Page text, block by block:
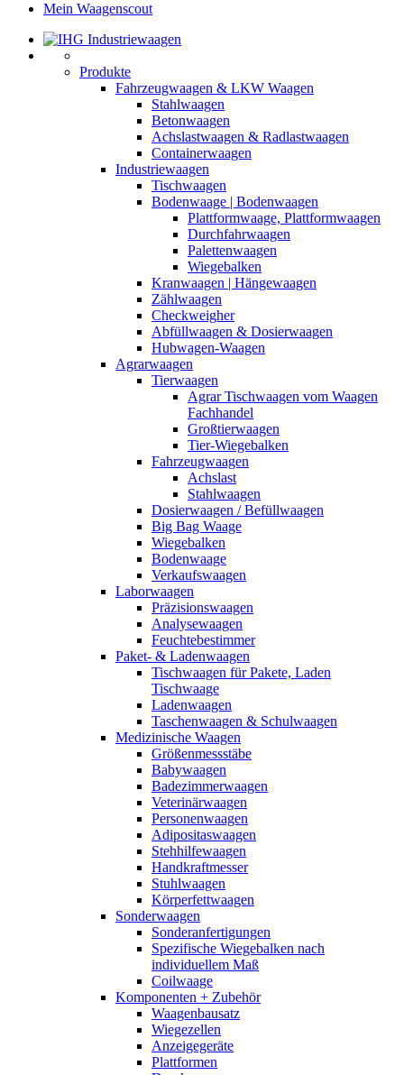
Mein Waagenscout
Produkte
Fahrzeugwaagen & LKW Waagen
Stahlwaagen
Betonwaagen
Achslastwaagen & Radlastwaagen
Containerwaagen
Industriewaagen
Tischwaagen
Bodenwaage | Bodenwaagen
Plattformwaage, Plattformwaagen
Durchfahrwaagen
Palettenwaagen
Wiegebalken
Kranwaagen | Hängewaagen
Zählwaagen
Checkweigher
Abfüllwaagen & Dosierwaagen
Hubwagen-Waagen
Agrarwaagen
Tierwaagen
Agrar Tischwaagen vom Waagen
Fachhandel
Großtierwaagen
Tier-Wiegebalken
Fahrzeugwaagen
Achslast
Stahlwaagen
Dosierwaagen / Befüllwaagen
Big Bag Waage
Wiegebalken
Bodenwaage
Verkaufswaagen
Laborwaagen
Präzisionswaagen
Analysewaagen
Feuchtebestimmer
Paket- & Ladenwaagen
Tischwaagen für Pakete, Laden
Tischwaage
Ladenwaagen
Taschenwaagen & Schulwaagen
Medizinische Waagen
Größenmessstäbe
Babywaagen
Badezimmerwaagen
Veterinärwaagen
Personenwaagen
Adipositaswaagen
Stehhilfewaagen
Handkraftmesser
Stuhlwaagen
Körperfettwaagen
Sonderwaagen
Sonderanfertigungen
Spezifische Wiegebalken nach
individuellem Maß
Coilwaage
Komponenten + Zubehör
Waagenbausatz
Wiegezellen
Anzeigegeräte
Plattformen